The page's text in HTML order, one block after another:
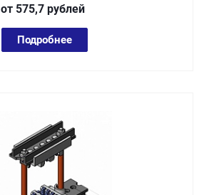
от 575,7 рублей
Подробнее